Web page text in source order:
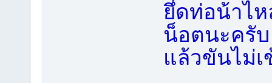
ยึดท่อน้าไ
น็อตนะครั
แล้วขันไม่เ